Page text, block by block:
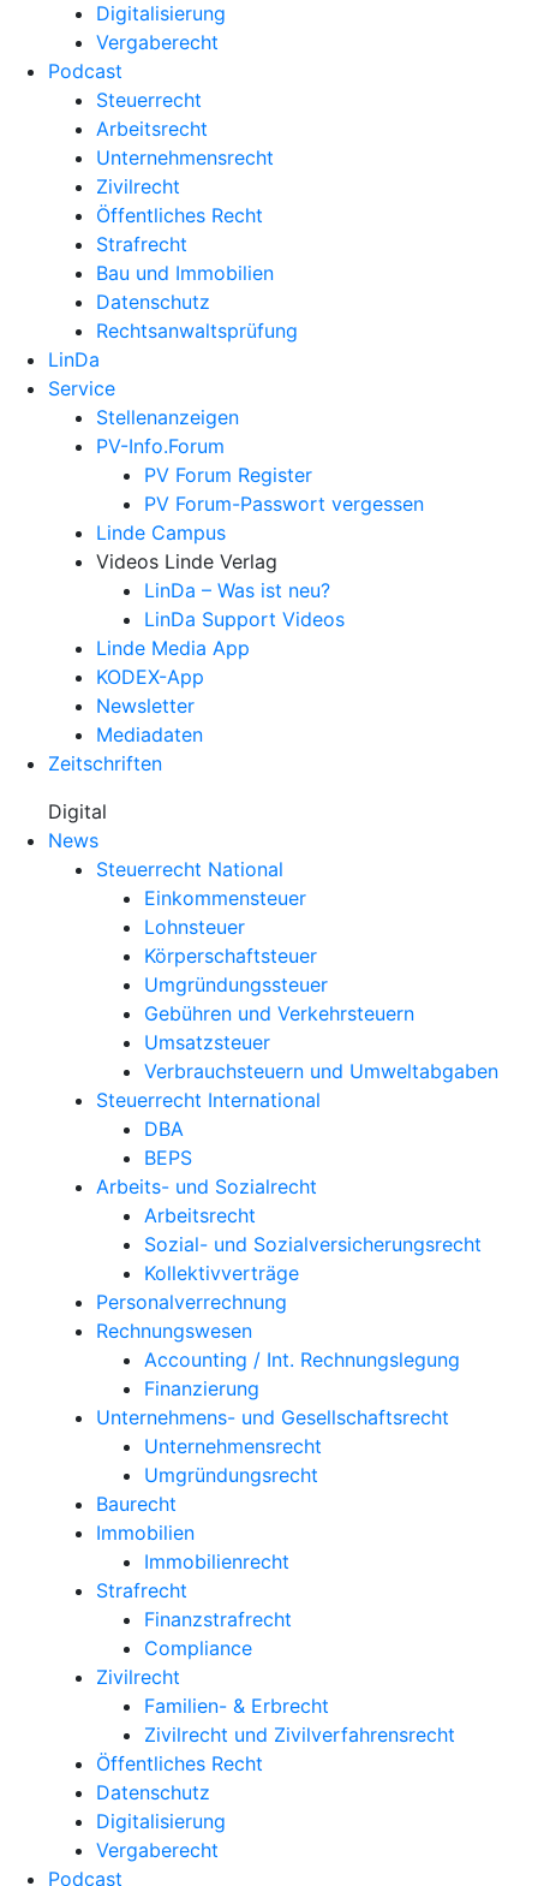
Digitalisierung
Vergaberecht
Podcast
Steuerrecht
Arbeitsrecht
Unternehmens­recht
Zivilrecht
Öffentliches Recht
Strafrecht
Bau und Immobilien
Datenschutz
Rechtsanwalts­prüfung
LinDa
Service
Stellenanzeigen
PV-Info.Forum
PV Forum Register
PV Forum-Passwort vergessen
Linde Campus
Videos Linde Verlag
LinDa – Was ist neu?
LinDa Support Videos
Linde Media App
KODEX-App
Newsletter
Mediadaten
Zeitschriften
Digital
News
Steuerrecht National
Einkommensteuer
Lohnsteuer
Körperschaftsteuer
Umgründungssteuer
Gebühren und Verkehrsteuern
Umsatzsteuer
Verbrauchsteuern und Umweltabgaben
Steuerrecht International
DBA
BEPS
Arbeits- und Sozialrecht
Arbeitsrecht
Sozial- und Sozialversicherungsrecht
Kollektivverträge
Personalverrechnung
Rechnungswesen
Accounting / Int. Rechnungslegung
Finanzierung
Unternehmens- und Gesellschaftsrecht
Unternehmensrecht
Umgründungsrecht
Baurecht
Immobilien
Immobilienrecht
Strafrecht
Finanzstrafrecht
Compliance
Zivilrecht
Familien- & Erbrecht
Zivilrecht und Zivilverfahrensrecht
Öffentliches Recht
Datenschutz
Digitalisierung
Vergaberecht
Podcast